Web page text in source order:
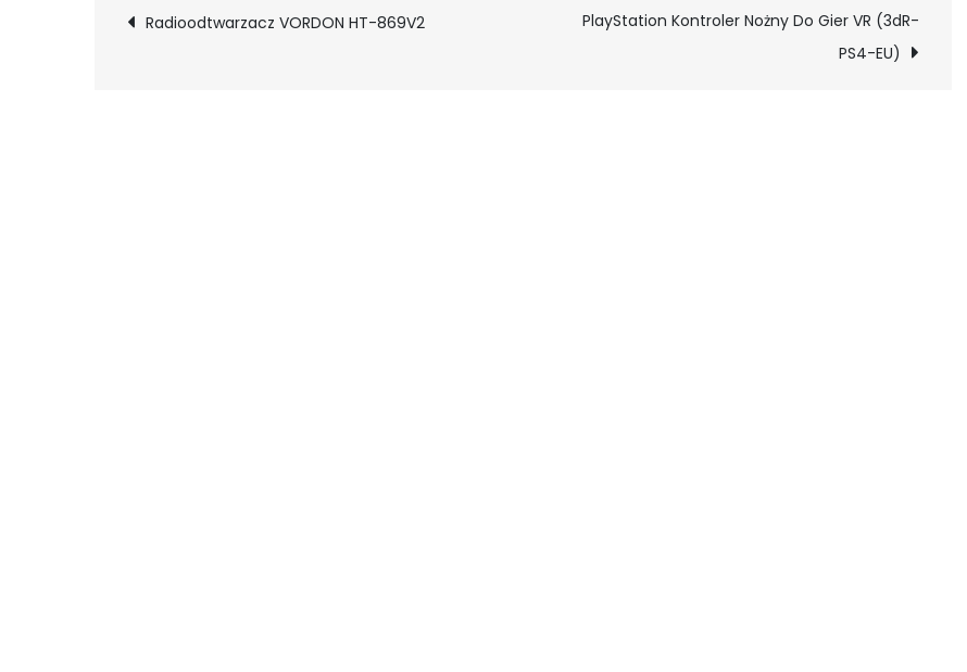
Nawigacja
Radioodtwarzacz VORDON HT-869V2
PlayStation Kontroler Nożny Do Gier VR (3dR-
PS4-EU)